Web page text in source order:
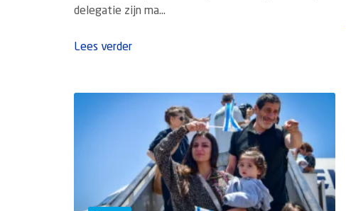
delegatie zijn ma...
Lees verder